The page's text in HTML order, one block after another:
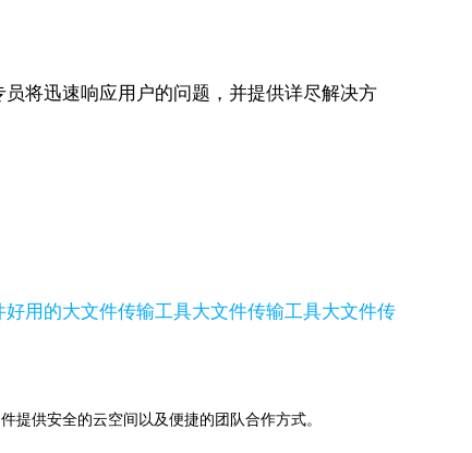
将迅速响应用户的问题，并提供详尽解决方
好用的大文件传输工具大文件传输工具大文件传
供安全的云空间以及便捷的团队合作方式。